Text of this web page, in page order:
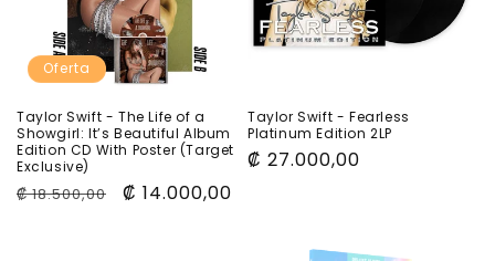
Oferta
Taylor Swift - The Life of a
Showgirl: It’s Beautiful Album
Edition CD With Poster (Target
Exclusive)
Precio
₡ 18.500,00
Precio
₡ 14.000,00
Taylor Swift - Fearless
Platinum Edition 2LP
Precio
₡ 27.000,00